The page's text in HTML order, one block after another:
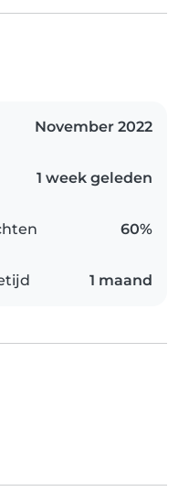
November 2022
1 week geleden
60%
1 maand